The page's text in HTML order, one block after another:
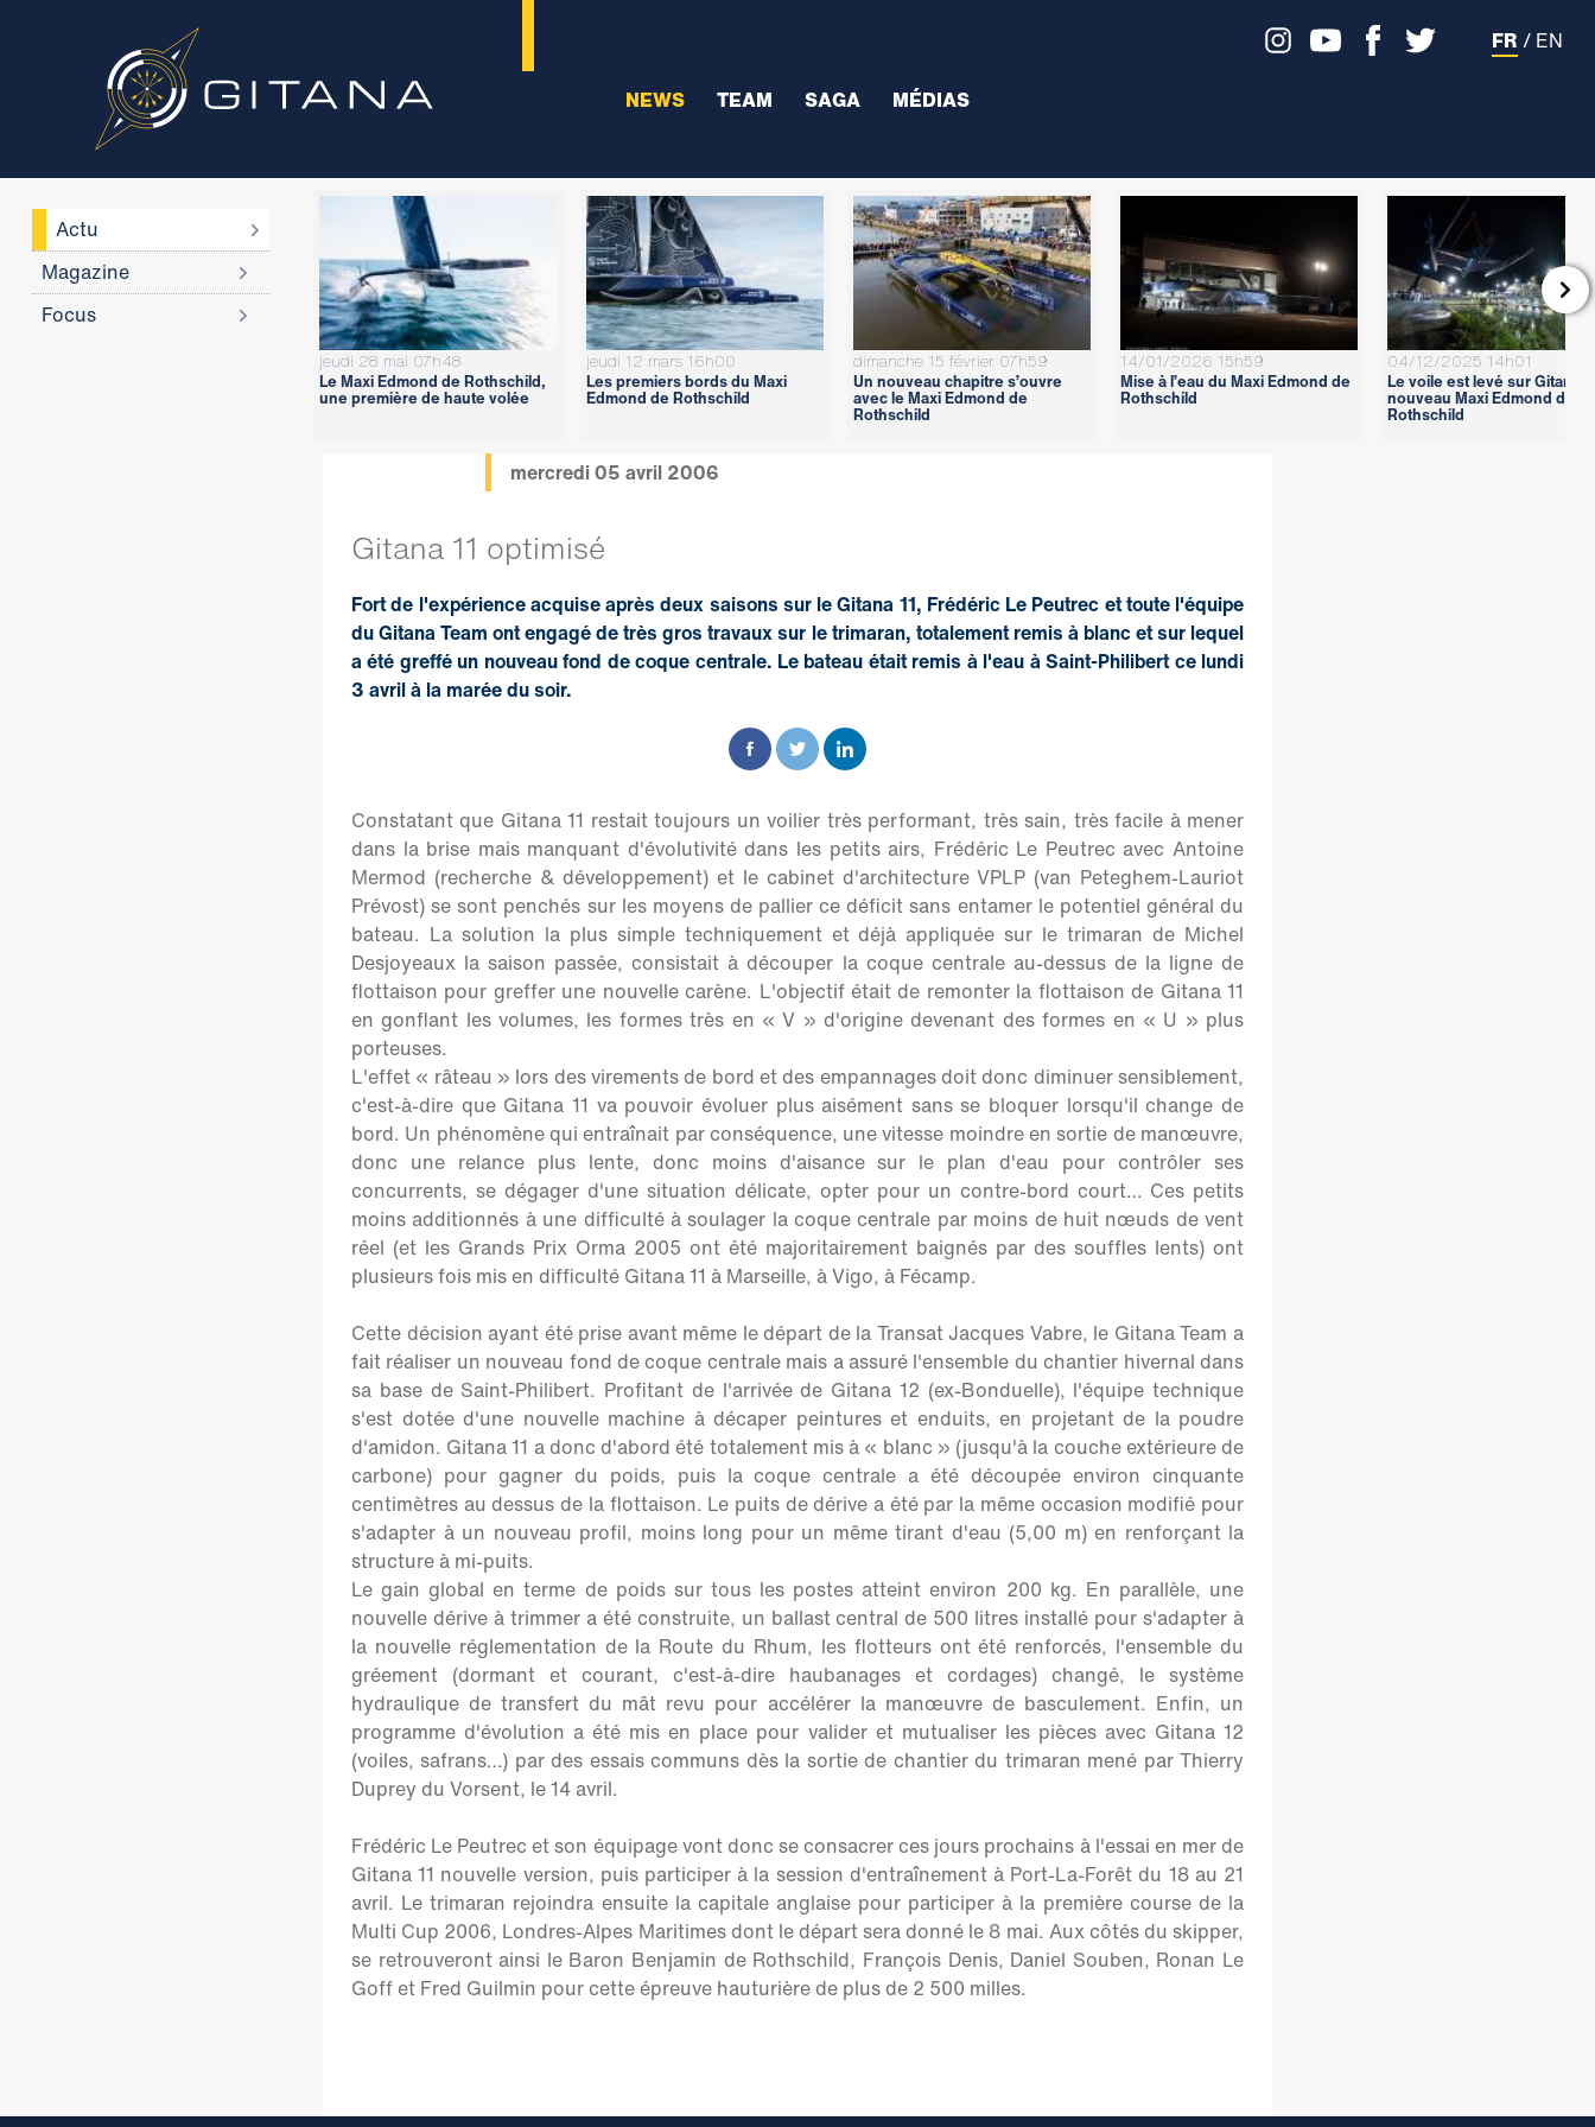
NEWS TEAM SAGA MÉDIAS
FR / EN
Actu
Magazine
Focus
jeudi 28 mai 07h48
Le Maxi Edmond de Rothschild,
une première de haute volée
jeudi 12 mars 16h00
Les premiers bords du Maxi
Edmond de Rothschild
dimanche 15 février 07h59
Un nouveau chapitre s’ouvre
avec le Maxi Edmond de
Rothschild
14/01/2026 15h59
Mise à l’eau du Maxi Edmond de
Rothschild
04/12/2025 14h01
Le voile est levé sur Gitana
nouveau Maxi Edmond de
Rothschild

mercredi 05 avril 2006
Gitana 11 optimisé
Fort de l'expérience acquise après deux saisons sur le Gitana 11, Frédéric Le Peutrec et toute l'équipe
du Gitana Team ont engagé de très gros travaux sur le trimaran, totalement remis à blanc et sur lequel
a été greffé un nouveau fond de coque centrale. Le bateau était remis à l'eau à Saint-Philibert ce lundi
3 avril à la marée du soir.
Constatant que Gitana 11 restait toujours un voilier très performant, très sain, très facile à mener
dans la brise mais manquant d'évolutivité dans les petits airs, Frédéric Le Peutrec avec Antoine
Mermod (recherche & développement) et le cabinet d'architecture VPLP (van Peteghem-Lauriot
Prévost) se sont penchés sur les moyens de pallier ce déficit sans entamer le potentiel général du
bateau. La solution la plus simple techniquement et déjà appliquée sur le trimaran de Michel
Desjoyeaux la saison passée, consistait à découper la coque centrale au-dessus de la ligne de
flottaison pour greffer une nouvelle carène. L'objectif était de remonter la flottaison de Gitana 11
en gonflant les volumes, les formes très en « V » d'origine devenant des formes en « U » plus
porteuses.
L'effet « râteau » lors des virements de bord et des empannages doit donc diminuer sensiblement,
c'est-à-dire que Gitana 11 va pouvoir évoluer plus aisément sans se bloquer lorsqu'il change de
bord. Un phénomène qui entraînait par conséquence, une vitesse moindre en sortie de manœuvre,
donc une relance plus lente, donc moins d'aisance sur le plan d'eau pour contrôler ses
concurrents, se dégager d'une situation délicate, opter pour un contre-bord court… Ces petits
moins additionnés à une difficulté à soulager la coque centrale par moins de huit nœuds de vent
réel (et les Grands Prix Orma 2005 ont été majoritairement baignés par des souffles lents) ont
plusieurs fois mis en difficulté Gitana 11 à Marseille, à Vigo, à Fécamp.
Cette décision ayant été prise avant même le départ de la Transat Jacques Vabre, le Gitana Team a
fait réaliser un nouveau fond de coque centrale mais a assuré l'ensemble du chantier hivernal dans
sa base de Saint-Philibert. Profitant de l'arrivée de Gitana 12 (ex-Bonduelle), l'équipe technique
s'est dotée d'une nouvelle machine à décaper peintures et enduits, en projetant de la poudre
d'amidon. Gitana 11 a donc d'abord été totalement mis à « blanc » (jusqu'à la couche extérieure de
carbone) pour gagner du poids, puis la coque centrale a été découpée environ cinquante
centimètres au dessus de la flottaison. Le puits de dérive a été par la même occasion modifié pour
s'adapter à un nouveau profil, moins long pour un même tirant d'eau (5,00 m) en renforçant la
structure à mi-puits.
Le gain global en terme de poids sur tous les postes atteint environ 200 kg. En parallèle, une
nouvelle dérive à trimmer a été construite, un ballast central de 500 litres installé pour s'adapter à
la nouvelle réglementation de la Route du Rhum, les flotteurs ont été renforcés, l'ensemble du
gréement (dormant et courant, c'est-à-dire haubanages et cordages) changé, le système
hydraulique de transfert du mât revu pour accélérer la manœuvre de basculement. Enfin, un
programme d'évolution a été mis en place pour valider et mutualiser les pièces avec Gitana 12
(voiles, safrans…) par des essais communs dès la sortie de chantier du trimaran mené par Thierry
Duprey du Vorsent, le 14 avril.
Frédéric Le Peutrec et son équipage vont donc se consacrer ces jours prochains à l'essai en mer de
Gitana 11 nouvelle version, puis participer à la session d'entraînement à Port-La-Forêt du 18 au 21
avril. Le trimaran rejoindra ensuite la capitale anglaise pour participer à la première course de la
Multi Cup 2006, Londres-Alpes Maritimes dont le départ sera donné le 8 mai. Aux côtés du skipper,
se retrouveront ainsi le Baron Benjamin de Rothschild, François Denis, Daniel Souben, Ronan Le
Goff et Fred Guilmin pour cette épreuve hauturière de plus de 2 500 milles.